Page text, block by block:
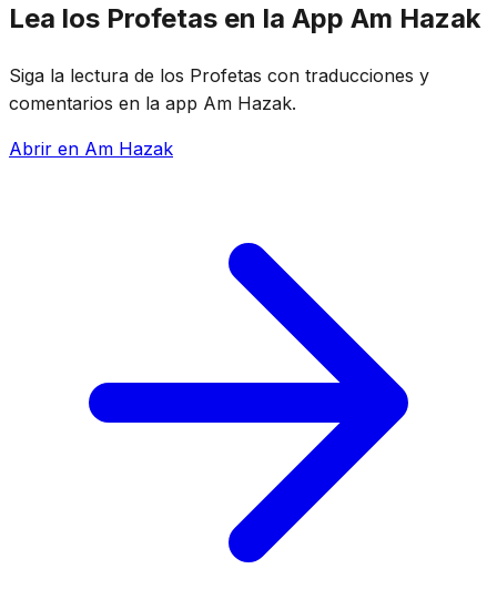
Lea los Profetas en la App Am Hazak
Siga la lectura de los Profetas con traducciones y
comentarios en la app Am Hazak.
Abrir en Am Hazak